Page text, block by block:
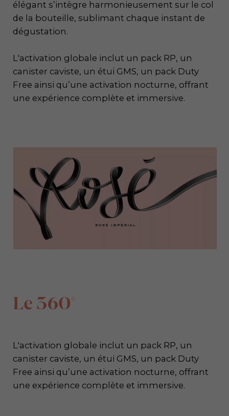
élégant s’intègre harmonieusement sur le col
de la bouteille, sublimant chaque instant de
dégustation.
L'activation globale inclut un pack RP, un
canister caviste, un étui GMS, un pack Duty
Free ainsi qu’une activation nocturne, offrant
une expérience complète et immersive.
Le 360°
L'activation globale inclut un pack RP, un
canister caviste, un étui GMS, un pack Duty
Free ainsi qu’une activation nocturne, offrant
une expérience complète et immersive.